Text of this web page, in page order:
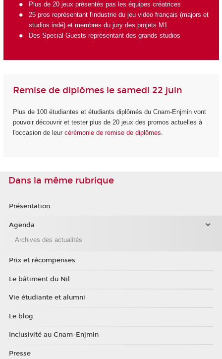
Plus de 20 jeux présentés pas les équipes créatrices
25 pros représentant l'industrie du jeu vidéo français (majors et
studios indé) et membres du jury des projets M1
Des Special Guests représentant des grands studios
Remise de diplômes le samedi 22 juin
Plus de 100 étudiantes et étudiants diplômés du Cnam-Enjmin vont
pouvoir découvrir et tester plus de 20 jeux des promos actuelles à
l'occasion de leur cérémonie de remise de diplômes.
Dans la même rubrique
Présentation
Agenda
Archives des actualités
Prix et récompenses
Le bâtiment du Nil
Vie étudiante et alumni
Le blog
Inclusivité au Cnam-Enjmin
Presse